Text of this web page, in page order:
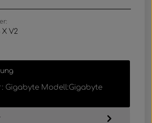
X V2
Gigabyte Modell:Gigabyte